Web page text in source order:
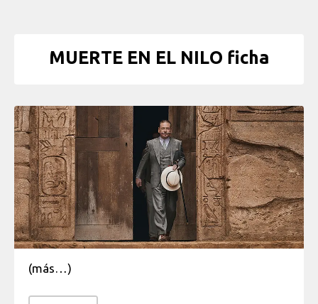
MUERTE EN EL NILO ficha
(más…)